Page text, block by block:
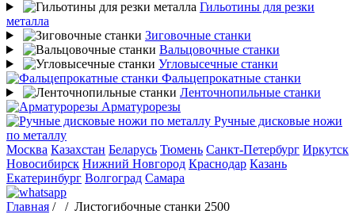
Гильотины для резки
металла
Зиговочные станки
Вальцовочные станки
Угловысечные станки
Фальцепрокатные станки
Ленточнопильные станки
Арматурорезы
Ручные дисковые ножи
по металлу
Москва Казахстан Беларусь Тюмень Санкт-Петербург Иркутск
Новосибирск Нижний Новгород Краснодар Казань
Екатеринбург Волгоград Самара
Главная / / Листогибочные станки 2500